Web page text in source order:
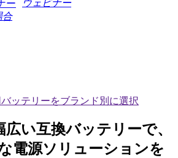
ウェビナー
合
ッテリーをブランド別に選択
い互換バッテリーで、
電源ソリューションを